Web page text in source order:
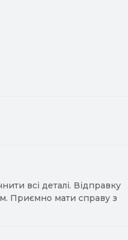
всі деталі. Відправку
Приємно мати справу з